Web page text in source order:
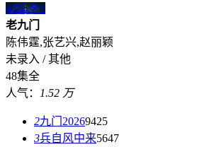
48集全1
老九门
陈伟霆,张艺兴,赵丽颖
未录入 / 其他
48集全
人气：
1.52 万
2九门20269425
3兵自风中来5647